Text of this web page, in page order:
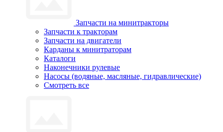
Запчасти на минитракторы
Запчасти к тракторам
Запчасти на двигатели
Карданы к минитраторам
Каталоги
Наконечники рулевые
Насосы (водяные, масляные, гидравлические)
Смотреть все